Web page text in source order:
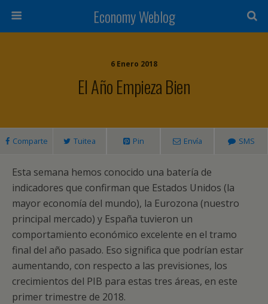
Economy Weblog
6 Enero 2018
El Año Empieza Bien
Comparte Tuitea Pin Envía SMS
Esta semana hemos conocido una batería de
indicadores que confirman que Estados Unidos (la
mayor economía del mundo), la Eurozona (nuestro
principal mercado) y España tuvieron un
comportamiento económico excelente en el tramo
final del año pasado. Eso significa que podrían estar
aumentando, con respecto a las previsiones, los
crecimientos del PIB para estas tres áreas, en este
primer trimestre de 2018.